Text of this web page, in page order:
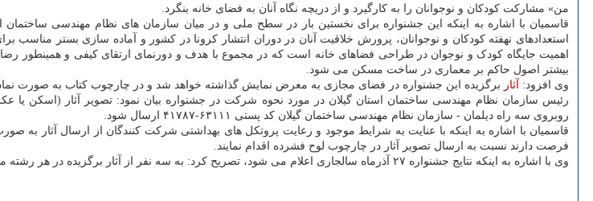
من» مشارکت کودکان و نوجوانان را به کارگیرد و از دریچه نگاه آنان به فضای خانه بنگرد.
قاسمیان با اشاره به اینکه این جشنواره برای نخستین بار در سطح ملی و در میان سازمان های نظام مهندسی
استعدادهای نهفته کودکان و نوجوانان، پرورش خلاقیت آنان در دوران انتشار کرونا در کشور و آماده سازی بستر مناسب
اهمیت جایگاه کودک و نوجوان در طراحی فضاهای خانه است که در مجموع با هدف و دورنمای ارتقای کیفی و همینطور
بیشتر اصول حاکم بر معماری در ساخت مسکن می شود.
وی افزود: آثار برگزیده این جشنواره در فضای مجازی به معرض نمایش گذاشته خواهد شد و در چارچوب کتاب به صورت
رئیس سازمان نظام مهندسی ساختمان استان گیلان در مورد نحوه شرکت در جشنواره بیان نمود: تصویر آثار (اسکن
روبروی سه راه دیلمان - سازمان نظام مهندسی ساختمان گیلان کد پستی ۶۳۱۱۱-۴۱۷۸۷ ارسال شود.
فرصت دارند نسبت به ارسال تصویر آثار در چارچوب لوح فشرده اقدام نمایند.
وی با اشاره به اینکه نتایج جشنواره ۲۷ آذرماه سالجاری اعلام می شود، تصریح کرد: به سه نفر از آثار برگزیده در هر رشته مبلغ ۱۰ میلیون ریال تعلق می گیرد.